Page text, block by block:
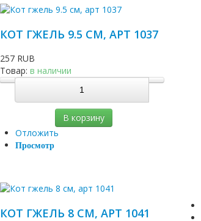
КОТ ГЖЕЛЬ 9.5 СМ, АРТ 1037
257 RUB
Товар: в наличии
В корзину
Отложить
Просмотр
КОТ ГЖЕЛЬ 8 СМ, АРТ 1041